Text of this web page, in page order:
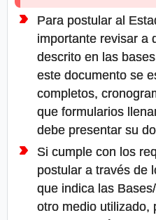
Para postular al
importante revisar a
descrito en las
este documento se
completos,
que formularios
debe presentar su
Si cumple con los
postular a través de
que indica las
otro medio utilizado,